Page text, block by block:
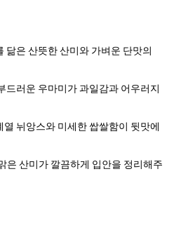
닮은 산뜻한 산미와 가벼운 단맛의
드러운 우마미가 과일감과 어우러지
뉘앙스와 미세한 쌉쌀함이 뒷맛에
은 산미가 깔끔하게 입안을 정리해주